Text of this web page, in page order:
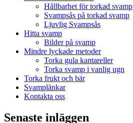
Hållbarhet för torkad svamp
Svampsås på torkad svamp
Ljuvlig Svampsås
Hitta svamp
Bilder på svamp
Mindre lyckade metoder
Torka gula kantareller
Torka svamp i vanlig ugn
Torka frukt och bär
Svamplänkar
Kontakta oss
Senaste inläggen